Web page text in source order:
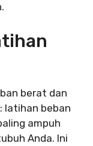
berat dan
latihan beban
ampuh
Anda. Ini